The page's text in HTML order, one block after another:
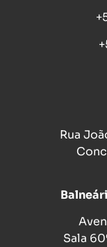
Rua
Sala